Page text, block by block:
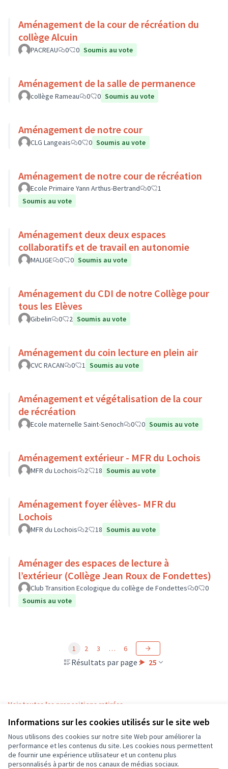
Informations sur les cookies utilisés sur le site web
Nous utilisons des cookies sur notre site Web pour améliorer la
performance et les contenus du site. Les cookies nous permettent
de fournir une expérience utilisateur et un contenu plus
personnalisés à partir de nos canaux de médias sociaux.
Aménagement de la cour de récréation du
collège Alcuin
PACREAU 0 0 Soumis au vote
Aménagement de la salle de permanence
collège Rameau 0 0 Soumis au vote
Aménagement de notre cour
CLG Langeais 0 0 Soumis au vote
Aménagement de notre cour de récréation
Ecole Primaire Yann Arthus-Bertrand 0
1
Soumis au vote
Aménagement deux deux espaces
collaboratifs et de travail en autonomie
MALIGE 0 0 Soumis au vote
Aménagement du CDI de notre Collège pour
tous les Elèves
Gibelin 0 2 Soumis au vote
Aménagement du coin lecture en plein air
CVC RACAN 0 1 Soumis au vote
Aménagement et végétalisation de la cour
de récréation
Ecole maternelle Saint-Senoch 0 0 Soumis au vote
Aménagement extérieur - MFR du Lochois
MFR du Lochois 2 18 Soumis au vote
Aménagement foyer élèves- MFR du
Lochois
MFR du Lochois 2 18 Soumis au vote
Aménager des espaces de lecture à
l’extérieur (Collège Jean Roux de Fondettes)
Club Transition Ecologique du collège de Fondettes 0
0
Soumis au vote
Résultats par page : 25
1 2 3 … 6
Voir toutes les propositions retirées
Conditions d'utilisation
Paramètres des cookies
CD37 sur XCD37 sur Facebook
CD37 sur Instagram
CD37 sur YouTube